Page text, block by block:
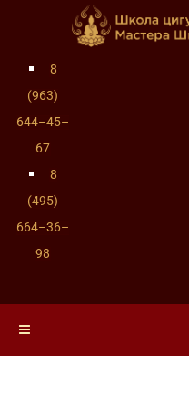
8
(963)
644–45–
67
8
(495)
664–36–
98